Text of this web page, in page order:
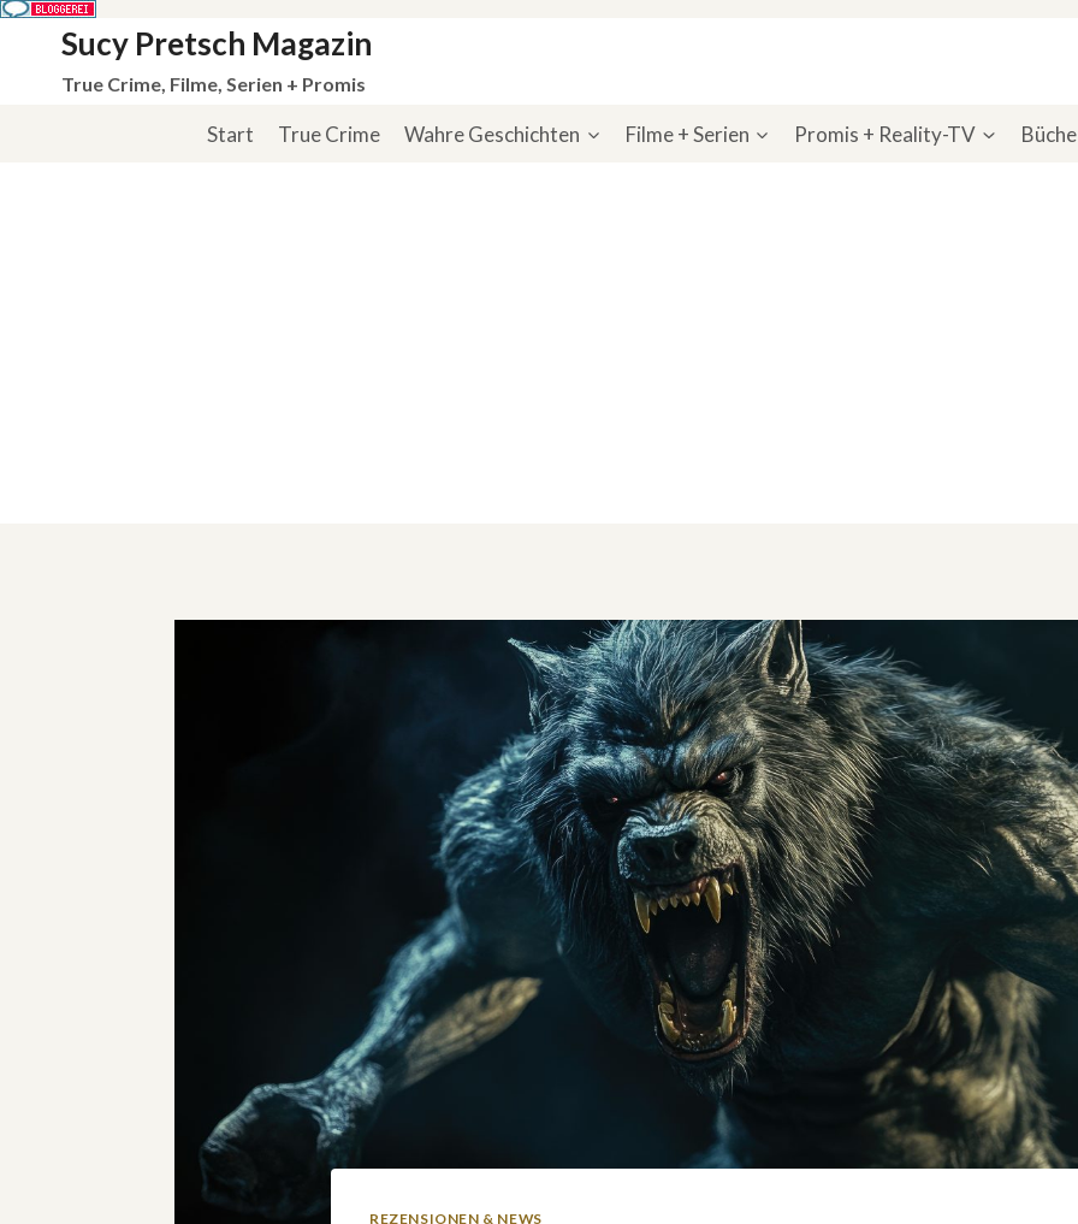
springen
Sucy Pretsch Magazin
True Crime, Filme, Serien + Promis
Start True Crime Wahre Geschichten Filme + Serien Promis + Reality-TV
REZENSIONEN & NEWS